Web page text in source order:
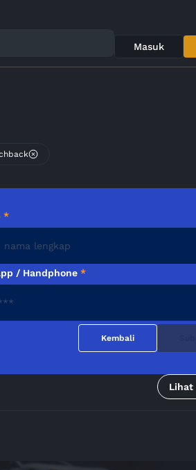
Masuk
*
/ Handphone *
Kembali
Lihat